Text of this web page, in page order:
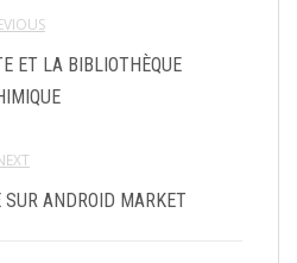
ET LA BIBLIOTHÈQUE
ANDROID MARKET